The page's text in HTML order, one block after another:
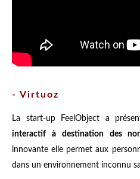
- Virtuoz
La start-up FeelObject a
interactif à destination des
innovante elle permet aux
dans un environnement inconnu